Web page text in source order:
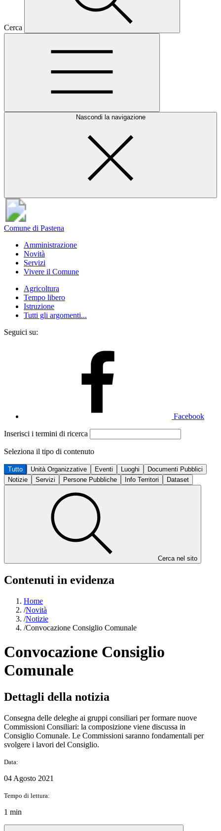
Cerca
Nascondi la navigazione
Comune di Pastena
Amministrazione
Novità
Servizi
Vivere il Comune
Agricoltura
Tempo libero
Istruzione
Tutti gli argomenti...
Seguici su:
Facebook
Inserisci i termini di ricerca
Seleziona il tipo di contenuto
Tutto Unità Organizzative Eventi Luoghi
Documenti Pubblici
Notizie
Servizi Persone Pubbliche Info Territori Dataset
Cerca nel sito
Contenuti in evidenza
Home
/Novità
/Notizie
/Convocazione Consiglio Comunale
Convocazione Consiglio
Comunale
Dettagli della notizia
Consegna delle deleghe ai gruppi consiliari per formare nuove
Commissioni Consiliari: la composizione viene discussa in
Consiglio Comunale. Le Commissioni saranno fondamentali per
svolgere i lavori del Consiglio.
Data:
04 Agosto 2021
Tempo di lettura:
1 min